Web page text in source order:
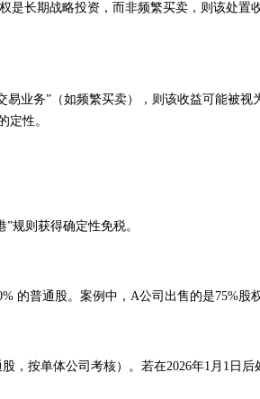
是长期战略投资，而非频繁买卖，则该处置
业务”（如频繁买卖），则该收益可能被视
定性。
规则获得确定性免税。
的普通股。案例中，A公司出售的是75%股
，按单体公司考核）。若在2026年1月1日